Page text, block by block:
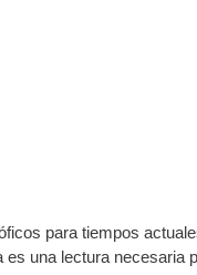
para tiempos
es una lectura necesaria